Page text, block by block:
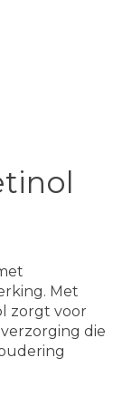
Met
zorgt voor
die